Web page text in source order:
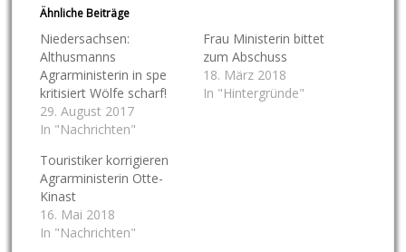
Ähnliche Beiträge
Niedersachsen:
Althusmanns
Agrarministerin in spe
kritisiert Wölfe scharf!
29. August 2017
In "Nachrichten"
Frau Ministerin bittet
zum Abschuss
18. März 2018
In "Hintergründe"
Touristiker korrigieren
Agrarministerin Otte-
Kinast
16. Mai 2018
In "Nachrichten"